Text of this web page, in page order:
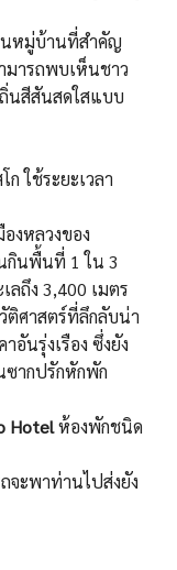
หมู่บ้านที่สำคัญ
มารถพบเห็นชาว
นสีสันสดใสแบบ
ก ใช้ระยะเวลา
องหลวงของ
กินพื้นที่ 1 ใน 3
ลถึง 3,400 เมตร
ติศาสตร์ที่ลึกลับน่า
อันรุ่งเรือง ซึ่งยัง
ซากปรักหักพัก
Hotelห้องพักชนิด
จะพาท่านไปส่งยัง